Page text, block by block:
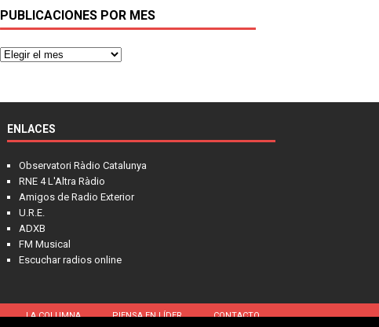
PUBLICACIONES POR MES
ENLACES
Observatori Ràdio Catalunya
RNE 4 L'Altra Ràdio
Amigos de Radio Exterior
U.R.E.
ADXB
FM Musical
Escuchar radios online
LA COLUMNA PIENSA EN LÍDER CONTACTO